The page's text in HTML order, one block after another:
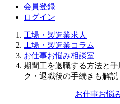
会員登録
ログイン
工場・製造業求人
工場・製造業コラム
お仕事お悩み相談室
期間工を退職する方法と
ク・退職後の手続きも解説
お仕事お悩